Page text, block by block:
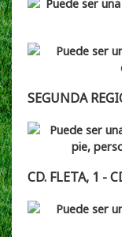
SEGUNDA
CD. FLETA, 1 -